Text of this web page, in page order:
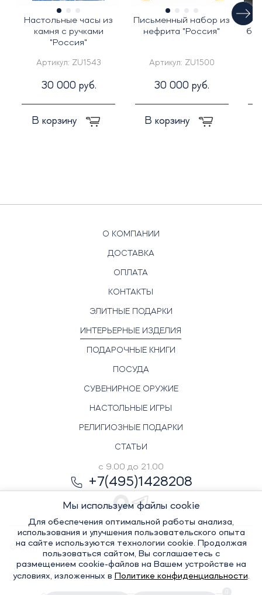
Настольные часы из
камня с ручками
"Россия"
Артикул: ZU1543
30 000 руб.
В корзину
Письменный набор из
нефрита "Россия"
Артикул: ZU1500
30 000 руб.
В корзину
О КОМПАНИИ
ДОСТАВКА
ОПЛАТА
КОНТАКТЫ
ЭЛИТНЫЕ ПОДАРКИ
ИНТЕРЬЕРНЫЕ ИЗДЕЛИЯ
ПОДАРОЧНЫЕ КНИГИ
ПОСУДА
СУВЕНИРНОЕ ОРУЖИЕ
НАСТОЛЬНЫЕ ИГРЫ
РЕЛИГИОЗНЫЕ ПОДАРКИ
СТАТЬИ
с 9.00 до 21.00
+7(495)1428208
© Элитный сувенир, 2022-2026. Все права защищены
Политика
Мы используем файлы cookie
Для обеспечения оптимальной работы анализа,
использования и улучшения пользовательского опыта
на сайте используются технологии cookie. Продолжая
пользоваться сайтом, Вы соглашаетесь с
размещением cookie-файлов на Вашем устройстве на
условиях, изложенных в Политике конфиденциальности.